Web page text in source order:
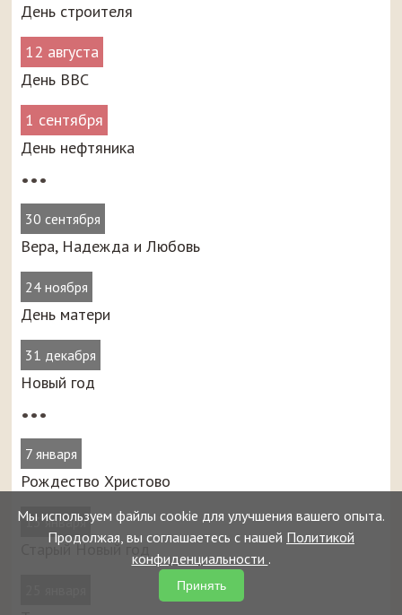
День строителя
12 августа
День ВВС
1 сентября
День нефтяника
•••
30 сентября
Вера, Надежда и Любовь
24 ноября
День матери
31 декабря
Новый год
•••
7 января
Рождество Христово
13 января
Старый Новый год
Мы используем файлы cookie для улучшения вашего опыта.
Продолжая, вы соглашаетесь с нашей Политикой
конфиденциальности .
Принять